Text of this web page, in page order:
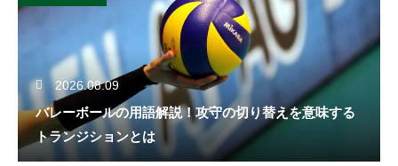
2026.08.09
バレーボールの用語解説！攻守の切り替えを意味する
トランジションとは